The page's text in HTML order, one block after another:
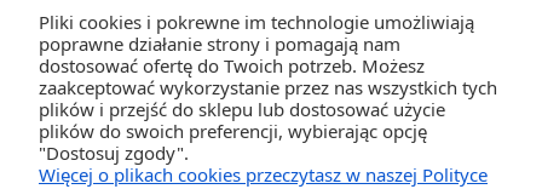
ZAKUPY
POMOC
Pliki cookies i pokrewne im technologie umożliwiają
poprawne działanie strony i pomagają nam
dostosować ofertę do Twoich potrzeb. Możesz
zaakceptować wykorzystanie przez nas wszystkich tych
plików i przejść do sklepu lub dostosować użycie
plików do swoich preferencji, wybierając opcję
"Dostosuj zgody".
Więcej o plikach cookies przeczytasz w naszej Polityce